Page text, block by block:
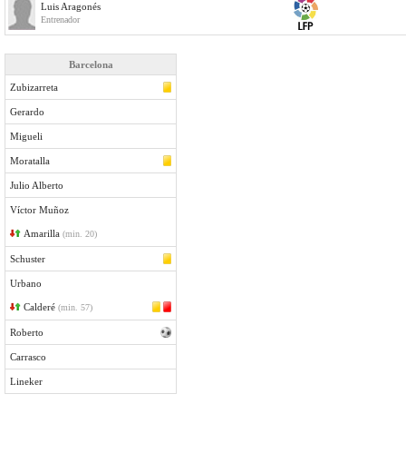
Luis Aragonés
Entrenador
Barcelona
Zubizarreta
Gerardo
Migueli
Moratalla
Julio Alberto
Víctor Muñoz
Amarilla (min. 20)
Schuster
Urbano
Calderé (min. 57)
Roberto
Carrasco
Lineker